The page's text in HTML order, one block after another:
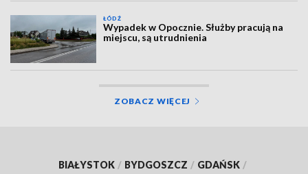
ŁÓDŹ
Wypadek w Opocznie. Służby pracują na
miejscu, są utrudnienia
ZOBACZ WIĘCEJ
BIAŁYSTOK / BYDGOSZCZ / GDAŃSK /